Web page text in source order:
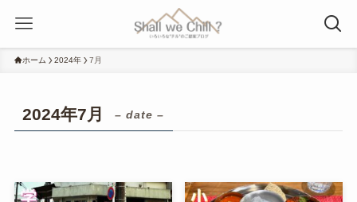
ホーム 2024年 7月
2024年7月 – date –